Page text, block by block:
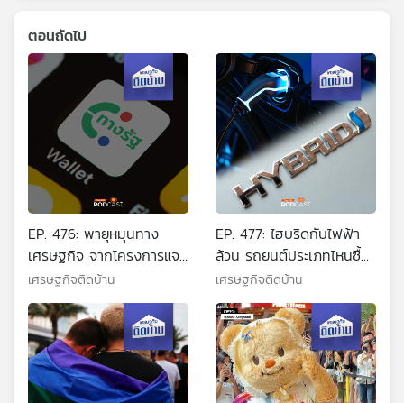
ตอนถัดไป
EP. 476: พายุหมุนทาง
เศรษฐกิจ จากโครงการแจก
เงินเพื่อกระตุ้นเศรษฐกิจ
เศรษฐกิจติดบ้าน
EP. 477: ไฮบริดกับไฟฟ้า
ล้วน รถยนต์ประเภทไหนซื้อ
มาใช้แล้วคุ้มกว่ากัน
เศรษฐกิจติดบ้าน